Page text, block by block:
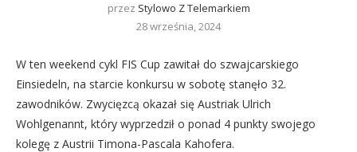
przez Stylowo Z Telemarkiem
28 września, 2024
W ten weekend cykl FIS Cup zawitał do szwajcarskiego
Einsiedeln, na starcie konkursu w sobotę stanęło 32.
zawodników. Zwycięzcą okazał się Austriak Ulrich
Wohlgenannt, który wyprzedził o ponad 4 punkty swojego
kolegę z Austrii Timona-Pascala Kahofera.